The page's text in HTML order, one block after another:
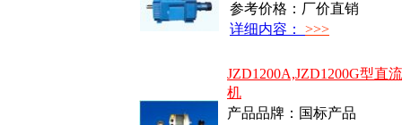
参考价格：厂价直销
详细内容： >>>
JZD1200A,JZD1200G型直
机
产品品牌：国标产品